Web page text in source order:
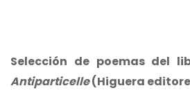
Selección de poemas del
Antiparticelle(Higuera